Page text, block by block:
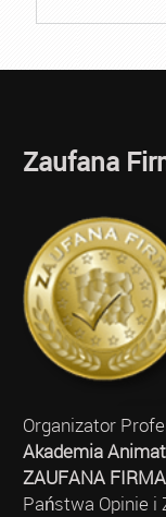
Zaufana
Organizator
Akademia
ZAUFANA
Państwa Opinie i